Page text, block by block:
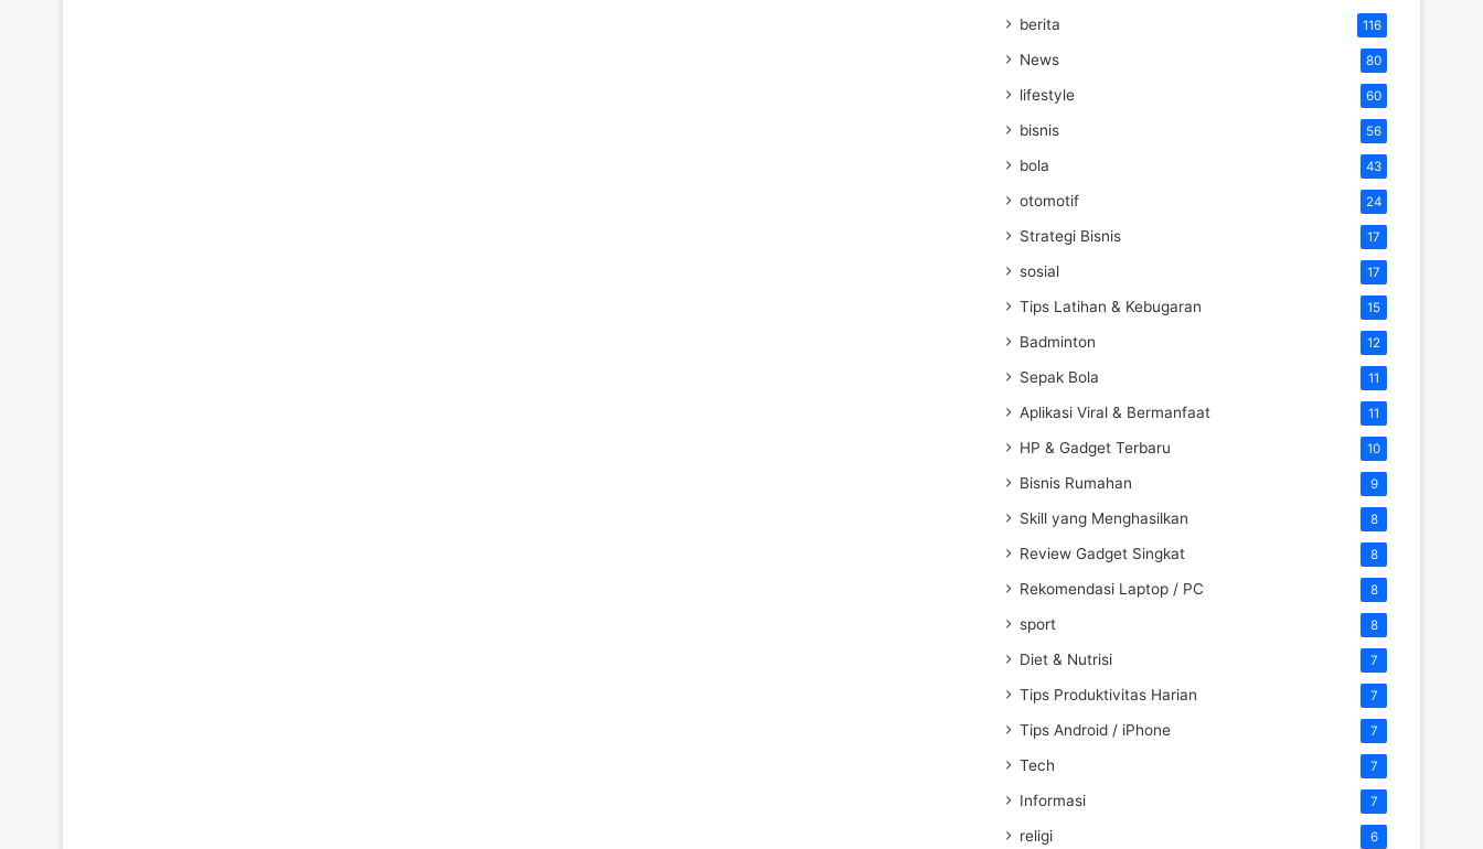
berita 116
News 80
lifestyle 60
bisnis 56
bola 43
otomotif 24
Strategi Bisnis 17
sosial 17
Tips Latihan & Kebugaran 15
Badminton 12
Sepak Bola 11
Aplikasi Viral & Bermanfaat 11
HP & Gadget Terbaru 10
Bisnis Rumahan 9
Skill yang Menghasilkan 8
Review Gadget Singkat 8
Rekomendasi Laptop / PC 8
sport 8
Diet & Nutrisi 7
Tips Produktivitas Harian 7
Tips Android / iPhone 7
Tech 7
Informasi 7
religi 6